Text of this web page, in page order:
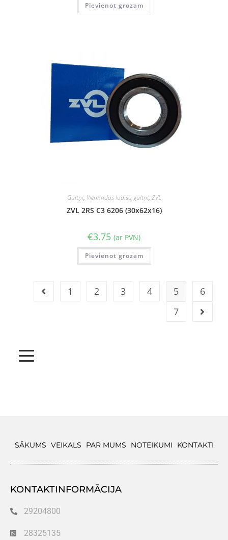
Pievienot grozam
Gultņi, Vienrindas lodīšu gultņi, ZVL
ZVL 2RS C3 6206 (30x62x16)
€3.75 (ar PVN)
Pievienot grozam
1 2 3 4 5
6
7
SĀKUMS VEIKALS PAR MUMS NOTEIKUMI KONTAKTI
KONTAKTINFORMĀCIJA
29204800
28325135